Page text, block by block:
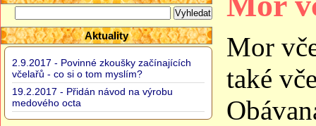
Aktuality
2.9.2017 - Povinné zkoušky začínajících
včelařů - co si o tom myslím?
19.2.2017 - Přidán návod na výrobu
medového octa
Mor
také